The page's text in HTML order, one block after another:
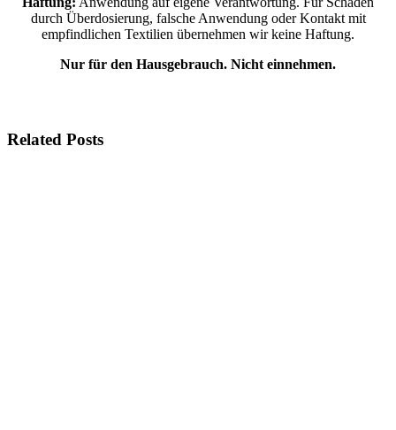
durch Überdosierung, falsche Anwendung oder Kontakt mit
empfindlichen Textilien übernehmen wir keine Haftung.
Nur für den Hausgebrauch. Nicht einnehmen.
Related Posts